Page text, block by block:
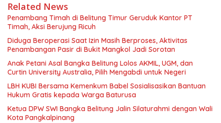
Related News
Penambang Timah di Belitung Timur Geruduk Kantor PT
Timah, Aksi Berujung Ricuh
Diduga Beroperasi Saat Izin Masih Berproses, Aktivitas
Penambangan Pasir di Bukit Mangkol Jadi Sorotan
Anak Petani Asal Bangka Belitung Lolos AKMIL, UGM, dan
Curtin University Australia, Pilih Mengabdi untuk Negeri
LBH KUBI Bersama Kemenkum Babel Sosialisasikan Bantuan
Hukum Gratis kepada Warga Baturusa
Ketua DPW SWI Bangka Belitung Jalin Silaturahmi dengan Wali
Kota Pangkalpinang